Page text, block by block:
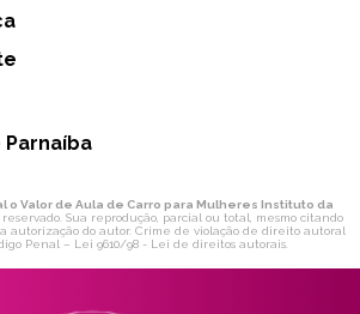
Parnaíba
o Valor de Aula de Carro para Mulheres Instituto da
Sua reprodução, parcial ou total, mesmo citando
a autorização do autor. Crime de violação de direito autoral
Penal – Lei 9610/98 - Lei de direitos autorais.